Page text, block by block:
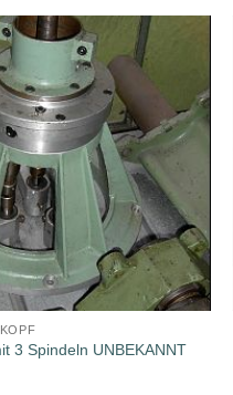
3 Spindeln UNBEKANNT